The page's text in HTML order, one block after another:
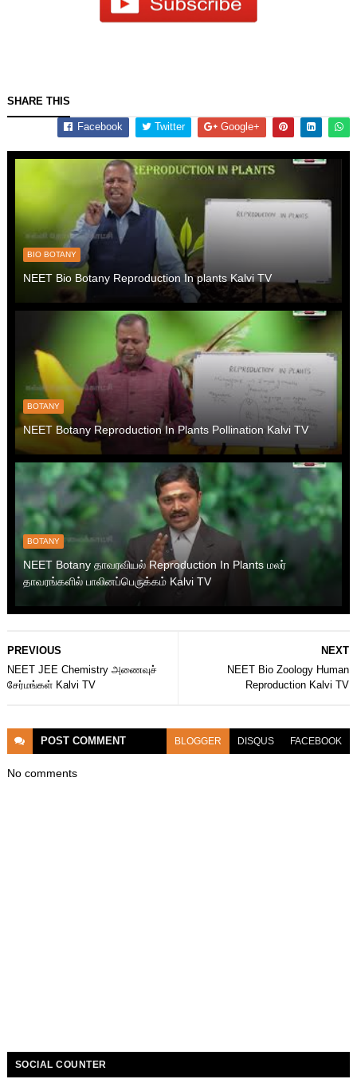
SHARE THIS
Facebook Twitter Google+
BIO BOTANY
NEET Bio Botany Reproduction In plants Kalvi TV
BOTANY
NEET Botany Reproduction In Plants Pollination Kalvi TV
BOTANY
NEET Botany தாவரவியல் Reproduction In Plants மலர்
தாவரங்களில் பாலினப்பெருக்கம் Kalvi TV
NEXT
NEET Bio Zoology Human
Reproduction Kalvi TV
PREVIOUS
NEET JEE Chemistry அணைவுச்
சேர்மங்கள் Kalvi TV
POST COMMENT BLOGGER DISQUS FACEBOOK
No comments
SOCIAL COUNTER